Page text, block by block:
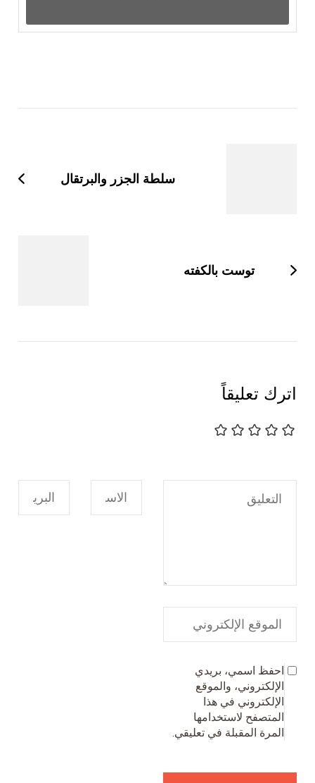
سلطة الجزر والبرتقال
توست بالكفته
اترك تعليقاً
احفظ اسمي، بريدي
الإلكتروني، والموقع
الإلكتروني في هذا
المتصفح لاستخدامها
المرة المقبلة في تعليقي.